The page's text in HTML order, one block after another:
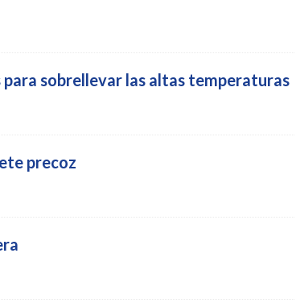
sobrellevar las altas temperaturas
precoz